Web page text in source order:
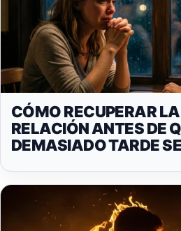
CÓMO RECUPERAR
RELACIÓN ANTES DE
DEMASIADO TARDE